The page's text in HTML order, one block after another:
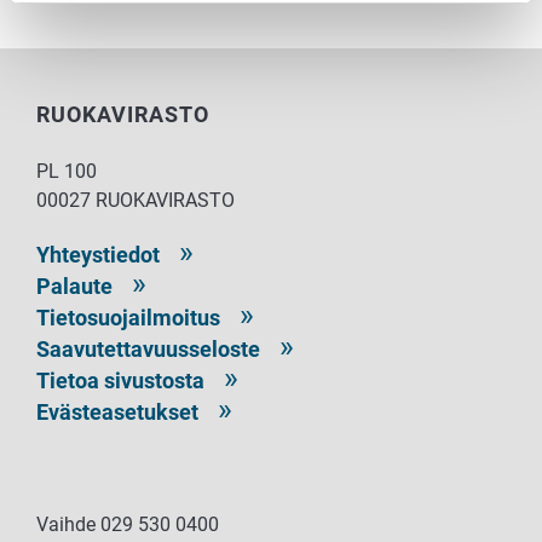
RUOKAVIRASTO
PL 100
00027 RUOKAVIRASTO
Yhteystiedot
Palaute
Tietosuojailmoitus
Saavutettavuusseloste
Tietoa sivustosta
Evästeasetukset
Vaihde 029 530 0400